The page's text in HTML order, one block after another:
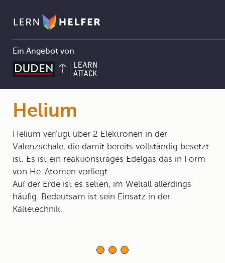
Ein Angebot von
Pfadnavigation
Chemie Abitur 3 Atombau und Periodensystem
Helium
Helium verfügt über 2 Elektronen in der
Valenzschale, die damit bereits vollständig besetzt
ist. Es ist ein reaktionsträges Edelgas das in Form
von He-Atomen vorliegt.
Auf der Erde ist es selten, im Weltall allerdings
häufig. Bedeutsam ist sein Einsatz in der
Kältetechnik.